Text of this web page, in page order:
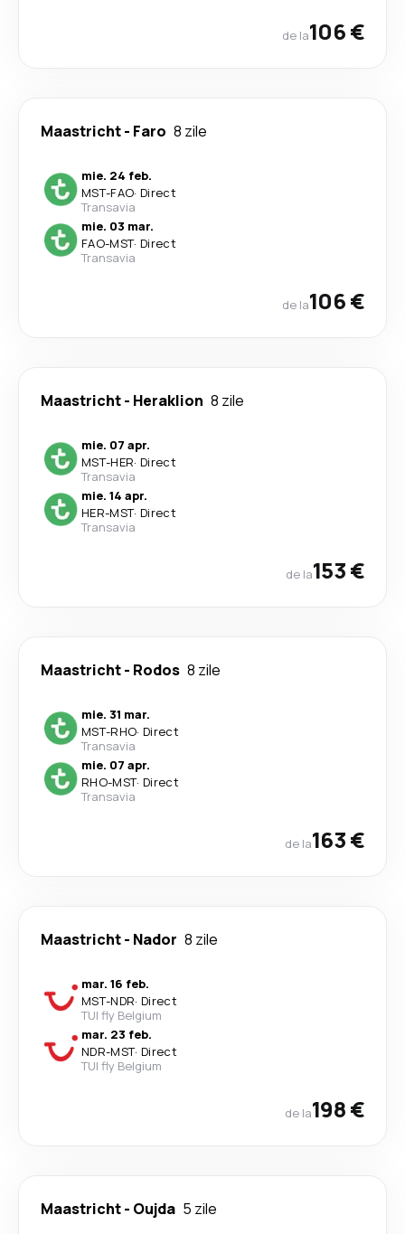
de la106 €
Maastricht- Faro 8 zile
mie. 24 feb.
MST-FAO· Direct
Transavia
mie. 03 mar.
FAO-MST· Direct
Transavia
de la106 €
Maastricht- Heraklion 8 zile
mie. 07 apr.
MST-HER· Direct
Transavia
mie. 14 apr.
HER-MST· Direct
Transavia
de la153 €
Maastricht- Rodos 8 zile
mie. 31 mar.
MST-RHO· Direct
Transavia
mie. 07 apr.
RHO-MST· Direct
Transavia
de la163 €
Maastricht- Nador 8 zile
mar. 16 feb.
MST-NDR· Direct
TUI fly Belgium
mar. 23 feb.
NDR-MST· Direct
TUI fly Belgium
de la198 €
Maastricht- Oujda 5 zile